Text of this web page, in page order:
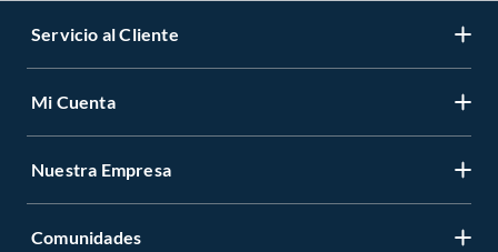
Servicio al Cliente
Mi Cuenta
Nuestra Empresa
Comunidades